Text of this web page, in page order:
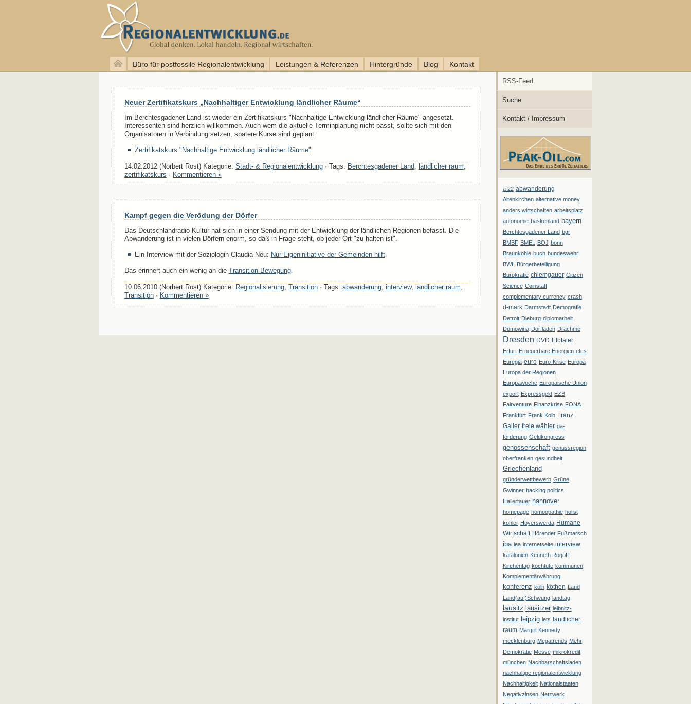
Büro für postfossile Regionalentwicklung Leistungen & Referenzen Hintergründe Blog Kontakt
RSS-Feed
Suche
Kontakt / Impressum
a 22 abwanderung
Altenkirchen alternative money
anders wirtschaften arbeitsplatz
autonomie baskenland bayern
Berchtesgadener Land bgr
BMBF BMEL BOJ bonn
Braunkohle buch bundeswehr
BWL Bürgerbeteiligung
Bürokratie chiemgauer Citizen
Science Coinstatt
complementary currency crash
d-mark Darmstadt Demografie
Detroit Dieburg diplomarbeit
Domowina Dorfladen Drachme
Dresden DVD Elbtaler
Erfurt Erneuerbare Energien etcs
Euregia euro Euro-Krise Europa
Europa der Regionen
Europawoche Europäische Union
export Expressgeld EZB
Fairventure Finanzkrise FONA
Frankfurt Frank Kolb Franz
Galler freie wähler ga-
förderung Geldkongress
genossenschaft genussregion
oberfranken gesundheit
Griechenland
gründerwettbewerb Grüne
Gwinner hacking politics
Hallertauer hannover
homepage homöopathie horst
köhler Hoyerswerda Humane
Wirtschaft Hörender Fußmarsch
iba iea internetseite interview
katalonien Kenneth Rogoff
Kirchentag kochtüte kommunen
Komplementärwährung
konferenz köln köthen Land
Land(auf)Schwung landtag
lausitz lausitzer leibnitz-
institut
leipzig lets
ländlicher
raum Margrit Kennedy
mecklenburg Megatrends Mehr
Demokratie Messe mikrokredit
münchen Nachbarschaftsladen
nachhaltige regionalentwicklung
Nachhaltigkeit Nationalstaaten
Negativzinsen Netzwerk
Neuer Zertifikatskurs „Nachhaltiger Entwicklung ländlicher Räume“
Im Berchtesgadener Land ist wieder ein Zertifikatskurs "Nachhaltige Entwicklung ländlicher Räume" angesetzt.
Interessenten sind herzlich willkommen. Auch wem die aktuelle Terminplanung nicht passt, sollte sich mit den
Organisatoren in Verbindung setzen, spätere Kurse sind geplant.
Zertifikatskurs "Nachhaltige Entwicklung ländlicher Räume"
14.02.2012 (Norbert Rost) Kategorie: Stadt- & Regionalentwicklung· Tags: Berchtesgadener Land, ländlicher raum
zertifikatskurs · Kommentieren »
Kampf gegen die Verödung der Dörfer
Das Deutschlandradio Kultur hat sich in einer Sendung mit der Entwicklung der ländlichen Regionen befasst. Die
Abwanderung ist in vielen Dörfern enorm, so daß in Frage steht, ob jeder Ort "zu halten ist".
Ein Interview mit der Soziologin Claudia Neu: Nur Eigeninitiative der Gemeinden hilft
Das erinnert auch ein wenig an die Transition-Bewegung.
10.06.2010 (Norbert Rost) Kategorie: Regionalisierung, Transition· Tags: abwanderung, interview, ländlicher raum
Transition· Kommentieren »